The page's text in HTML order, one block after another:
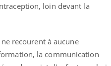
loin devant la
recourent à aucune
la communication